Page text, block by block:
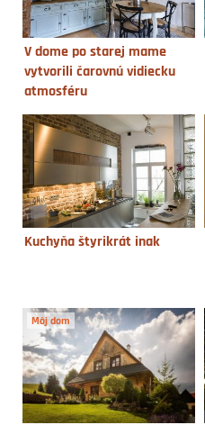
V dome po starej mame
vytvorili čarovnú vidiecku
atmosféru
Kuchyňa štyrikrát inak
Môj dom